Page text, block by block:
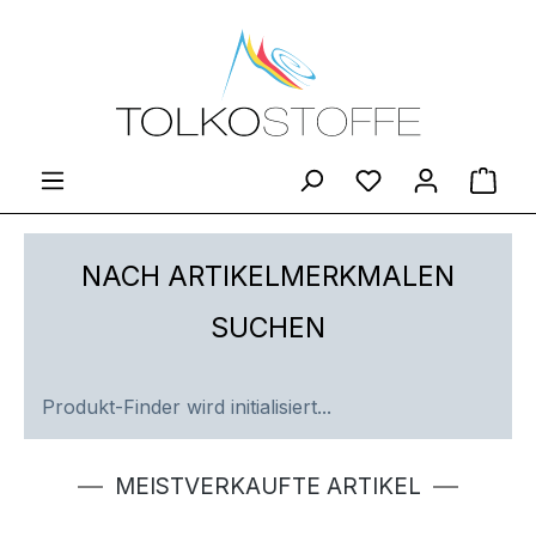
Zum Hauptinhalt springen
Du hast 0
NACH ARTIKELMERKMALEN
SUCHEN
Produkt-Finder wird initialisiert...
Produktgalerie überspringen
MEISTVERKAUFTE ARTIKEL